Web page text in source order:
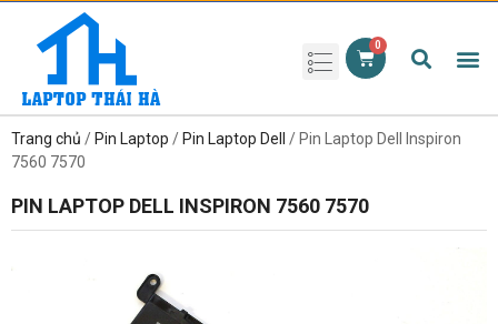
Trang chủ / Pin Laptop / Pin Laptop Dell
/ Pin Laptop Dell Inspiron
7560 7570
PIN LAPTOP DELL INSPIRON 7560 7570